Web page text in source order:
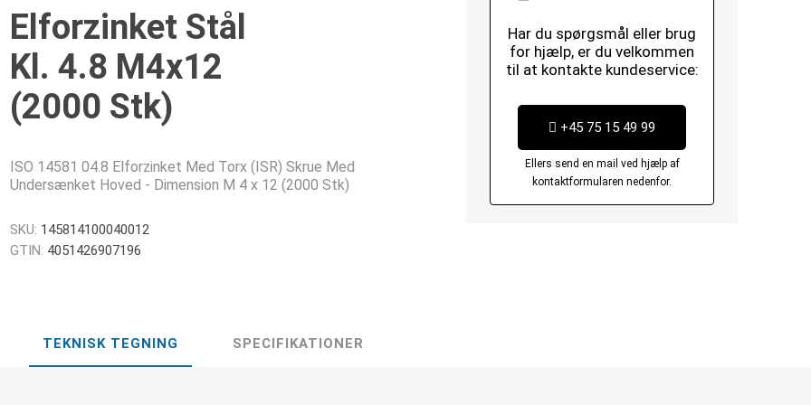
Elforzinket Stål
Kl. 4.8 M4x12
(2000 Stk)
ISO 14581 04.8 Elforzinket Med Torx (ISR) Skrue Med
Undersænket Hoved - Dimension M 4 x 12 (2000 Stk)
SKU: 145814100040012
GTIN: 4051426907196
Har du spørgsmål eller brug
for hjælp, er du velkommen
til at kontakte kundeservice:
+45 75 15 49 99
Ellers send en mail ved hjælp af
kontaktformularen nedenfor.
TEKNISK TEGNING SPECIFIKATIONER